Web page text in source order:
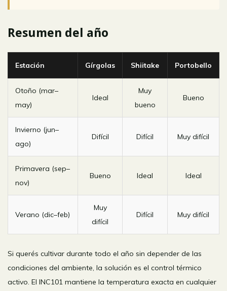
Resumen del año
Estación Gírgolas Shiitake Portobello
Otoño (mar–
may)
Ideal
Muy
bueno
Bueno
Invierno (jun–
ago)
Difícil Difícil Muy difícil
Primavera (sep–
nov)
Bueno Ideal Ideal
Verano (dic–feb)
Muy
difícil
Difícil Muy difícil
Si querés cultivar durante todo el año sin depender de las
condiciones del ambiente, la solución es el control térmico
activo. El INC101 mantiene la temperatura exacta en cualquier